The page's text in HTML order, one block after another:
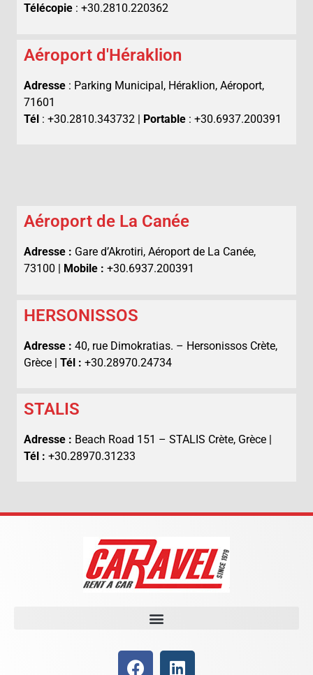
Télécopie : +30.2810.220362
Aéroport d'Héraklion
Adresse : Parking Municipal, Héraklion, Aéroport,
71601
Tél : +30.2810.343732 | Portable : +30.6937.200391
Aéroport de La Canée
Adresse : Gare d’Akrotiri, Aéroport de La Canée,
73100 |
Mobile : +30.6937.200391
HERSONISSOS
Adresse : 40, rue Dimokratias. – Hersonissos Crète,
Grèce | Tél : +30.28970.24734
STALIS
Adresse : Beach Road 151 – STALIS Crète, Grèce |
Tél : +30.28970.31233